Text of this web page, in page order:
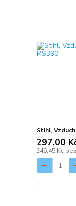
Stihl,
297,00
245,45 Kč